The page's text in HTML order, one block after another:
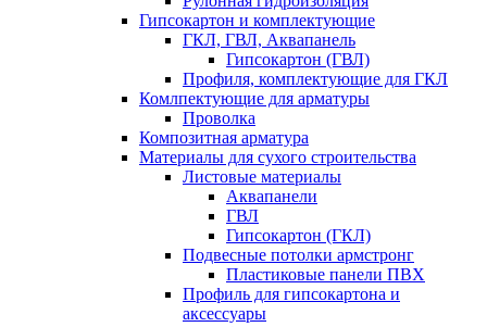
Гипсокартон и комплектующие
ГКЛ, ГВЛ, Аквапанель
Гипсокартон (ГВЛ)
Профиля, комплектующие для ГКЛ
Комлпектующие для арматуры
Проволка
Композитная арматура
Материалы для сухого строительства
Листовые материалы
Аквапанели
ГВЛ
Гипсокартон (ГКЛ)
Подвесные потолки армстронг
Пластиковые панели ПВХ
Профиль для гипсокартона и
аксессуары